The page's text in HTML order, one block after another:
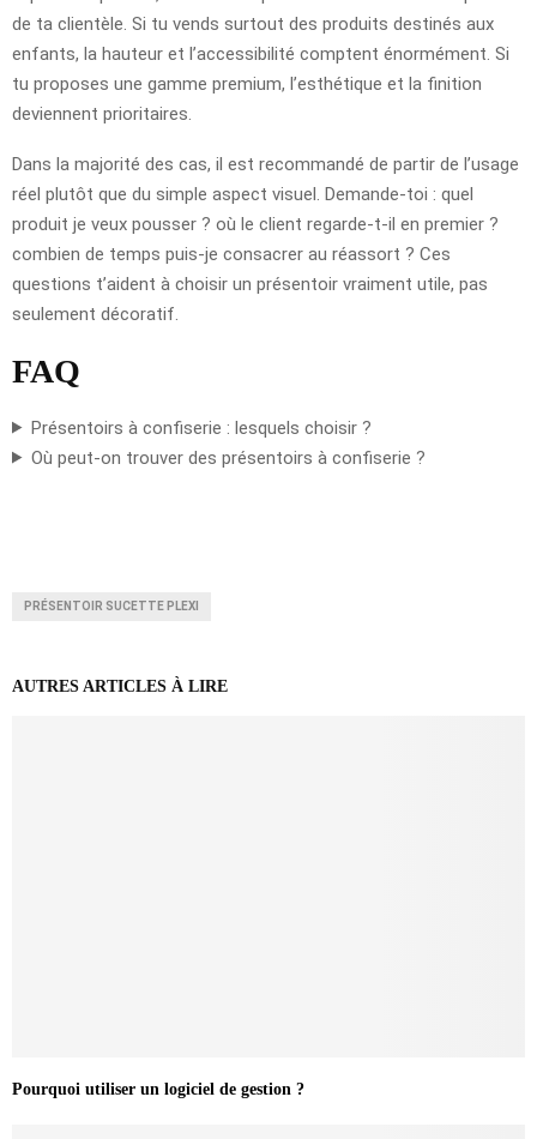
de ta clientèle. Si tu vends surtout des produits destinés aux
enfants, la hauteur et l’accessibilité comptent énormément. Si
tu proposes une gamme premium, l’esthétique et la finition
deviennent prioritaires.
Dans la majorité des cas, il est recommandé de partir de l’usage
réel plutôt que du simple aspect visuel. Demande-toi : quel
produit je veux pousser ? où le client regarde-t-il en premier ?
combien de temps puis-je consacrer au réassort ? Ces
questions t’aident à choisir un présentoir vraiment utile, pas
seulement décoratif.
FAQ
Présentoirs à confiserie : lesquels choisir ?
Où peut-on trouver des présentoirs à confiserie ?
PRÉSENTOIR SUCETTE PLEXI
AUTRES ARTICLES À LIRE
Pourquoi utiliser un logiciel de gestion ?